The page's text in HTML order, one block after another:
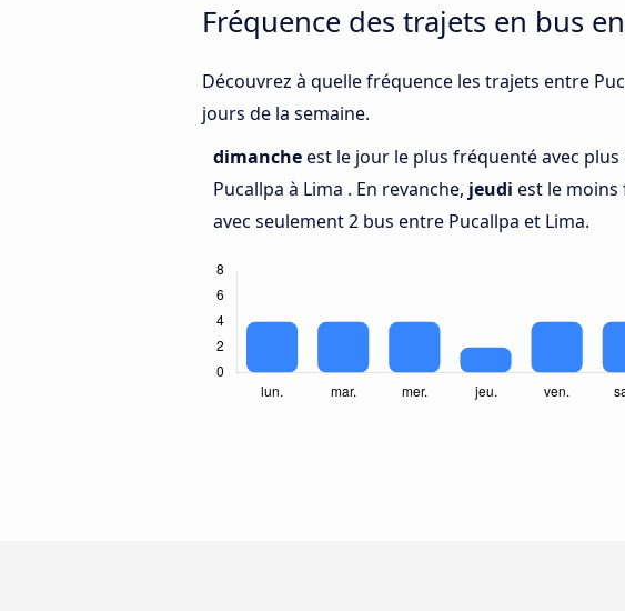
Fréquence des trajets en bus
Découvrez à quelle fréquence les trajets entre
jours de la semaine.
dimancheest le jour le plus fréquenté avec plus
Pucallpa à Lima . En revanche, jeudi est le
avec seulement 2 bus entre Pucallpa et Lima.